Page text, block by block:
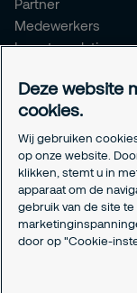
Partner
Medewerkers
Investor relations
Certificeringen
Juridisch
Privacyverklaring
Algemene
Responsible
Cookie-instellingen
Deze website
cookies.
Wij gebruiken
op onze website.
klikken, stemt u in
apparaat om de
gebruik van de site
door op "Cookie-